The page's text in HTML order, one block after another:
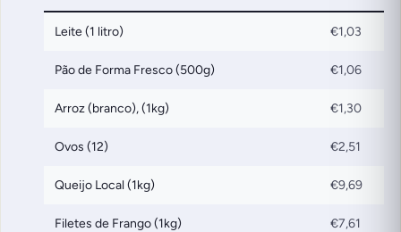
Leite (1 litro) €1,03
Pão de Forma Fresco (500g) €1,06
Arroz (branco), (1kg) €1,30
Ovos (12) €2,51
Queijo Local (1kg) €9,69
Filetes de Frango (1kg) €7,61